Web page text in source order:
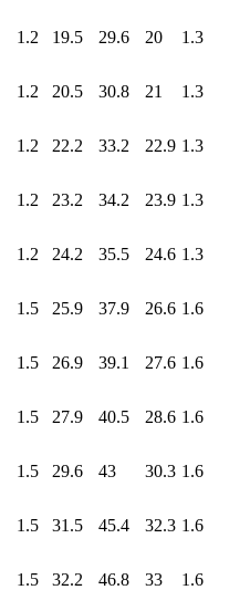
1.2 19.5 29.6 20 1.3
1.2 20.5 30.8 21 1.3
1.2 22.2 33.2 22.9 1.3
1.2 23.2 34.2 23.9 1.3
1.2 24.2 35.5 24.6 1.3
1.5 25.9 37.9 26.6 1.6
1.5 26.9 39.1 27.6 1.6
1.5 27.9 40.5 28.6 1.6
1.5 29.6 43 30.3 1.6
1.5 31.5 45.4 32.3 1.6
1.5 32.2 46.8 33 1.6